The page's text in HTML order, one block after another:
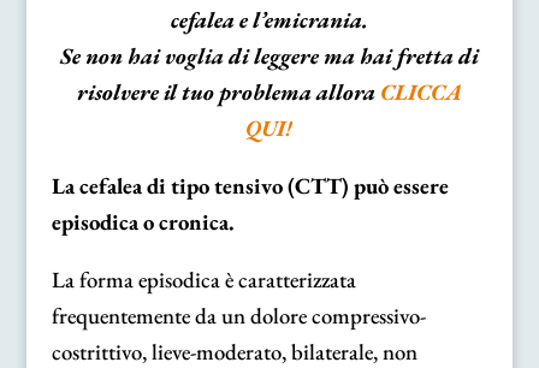
cefalea e l’emicrania.
Se non hai voglia di leggere ma hai fretta di
risolvere il tuo problema allora CLICCA
QUI!
La cefalea di tipo tensivo (CTT) può essere
episodica o cronica.
La forma episodica è caratterizzata
frequentemente da un dolore compressivo-
costrittivo, lieve-moderato, bilaterale, non